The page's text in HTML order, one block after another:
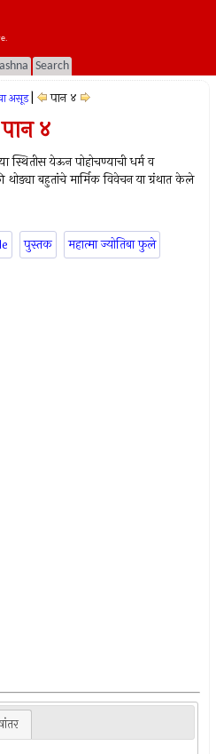
Search
असूड पान ४
४
स्थितीस येऊन पोहोचण्याची धर्म व
बहुतांचे मार्मिक विवेचन या ग्रंथात केले
पुस्तक महात्मा ज्योतिबा फुले